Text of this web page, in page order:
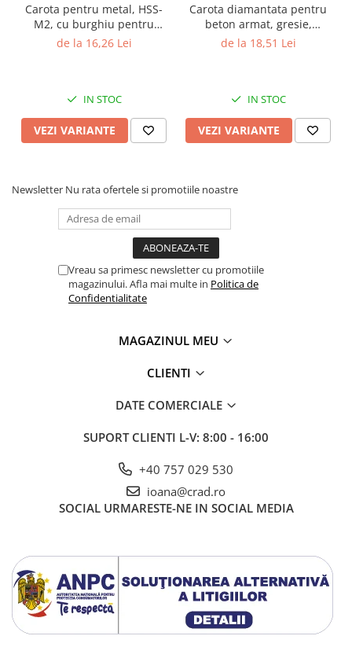
Carota pentru metal, HSS-
M2, cu burghiu pentru
centrare, Gher
de la 16,26 Lei
IN STOC
VEZI VARIANTE
Carota diamantata pentru
beton armat, gresie,
marmura, granit, Gher
de la 18,51 Lei
IN STOC
VEZI VARIANTE
Newsletter Nu rata ofertele si promotiile noastre
Vreau sa primesc newsletter cu promotiile
magazinului. Afla mai multe in Politica de
Confidentialitate
MAGAZINUL MEU
CLIENTI
DATE COMERCIALE
SUPORT CLIENTI L-V: 8:00 - 16:00
+40 757 029 530
ioana@crad.ro
SOCIAL URMARESTE-NE IN SOCIAL MEDIA